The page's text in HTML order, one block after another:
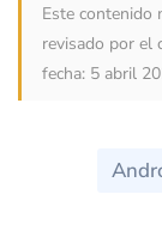
Este contenido
revisado por el
fecha: 5 abril